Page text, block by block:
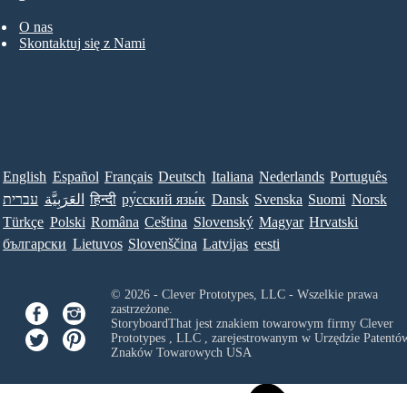
O nas
Skontaktuj się z Nami
English Español Français Deutsch Italiana Nederlands Português
עברית العَرَبِيَّة हिन्दी ру́сский язы́к Dansk Svenska Suomi Norsk
Türkçe Polski Româna Ceština Slovenský Magyar Hrvatski
български Lietuvos Slovenščina Latvijas eesti
© 2026 - Clever Prototypes, LLC - Wszelkie prawa
zastrzeżone.
StoryboardThat jest znakiem towarowym firmy Clever
Prototypes , LLC, zarejestrowanym w Urzędzie
Znaków Towarowych USA